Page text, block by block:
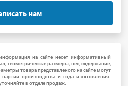
нам
на сайте несет информативный
геометрические размеры, вес, содержание,
товара представленого на сайте могут
производства и года изготовления.
в отделе продаж.